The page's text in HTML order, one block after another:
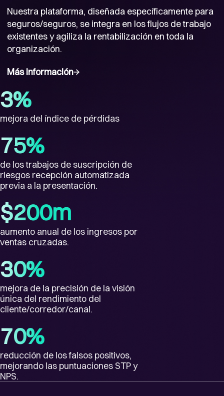
Nuestra plataforma, diseñada específicamente para
seguros/seguros, se integra en los flujos de trabajo
existentes y agiliza la rentabilización en toda la
organización.
Más información
3%
mejora del índice de pérdidas
75%
de los trabajos de suscripción de
riesgos recepción automatizada
previa a la presentación.
$200m
aumento anual de los ingresos por
ventas cruzadas.
30%
mejora de la precisión de la visión
única del rendimiento del
cliente/corredor/canal.
70%
reducción de los falsos positivos,
mejorando las puntuaciones STP y
NPS.